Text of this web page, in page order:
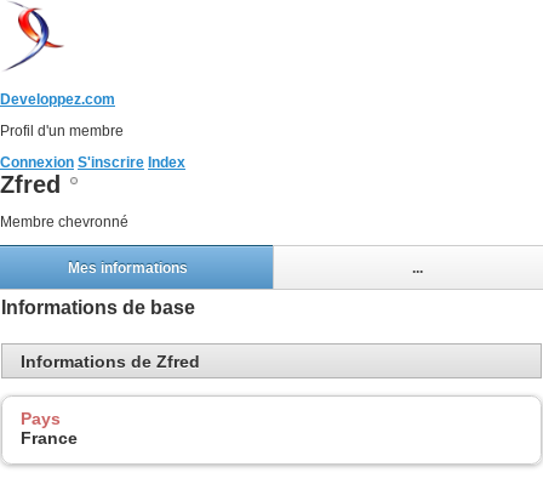
Developpez.com
Profil d'un membre
Connexion S'inscrire Index
Zfred
Membre chevronné
Mes informations ...
Informations de base
Informations de Zfred
Pays
France